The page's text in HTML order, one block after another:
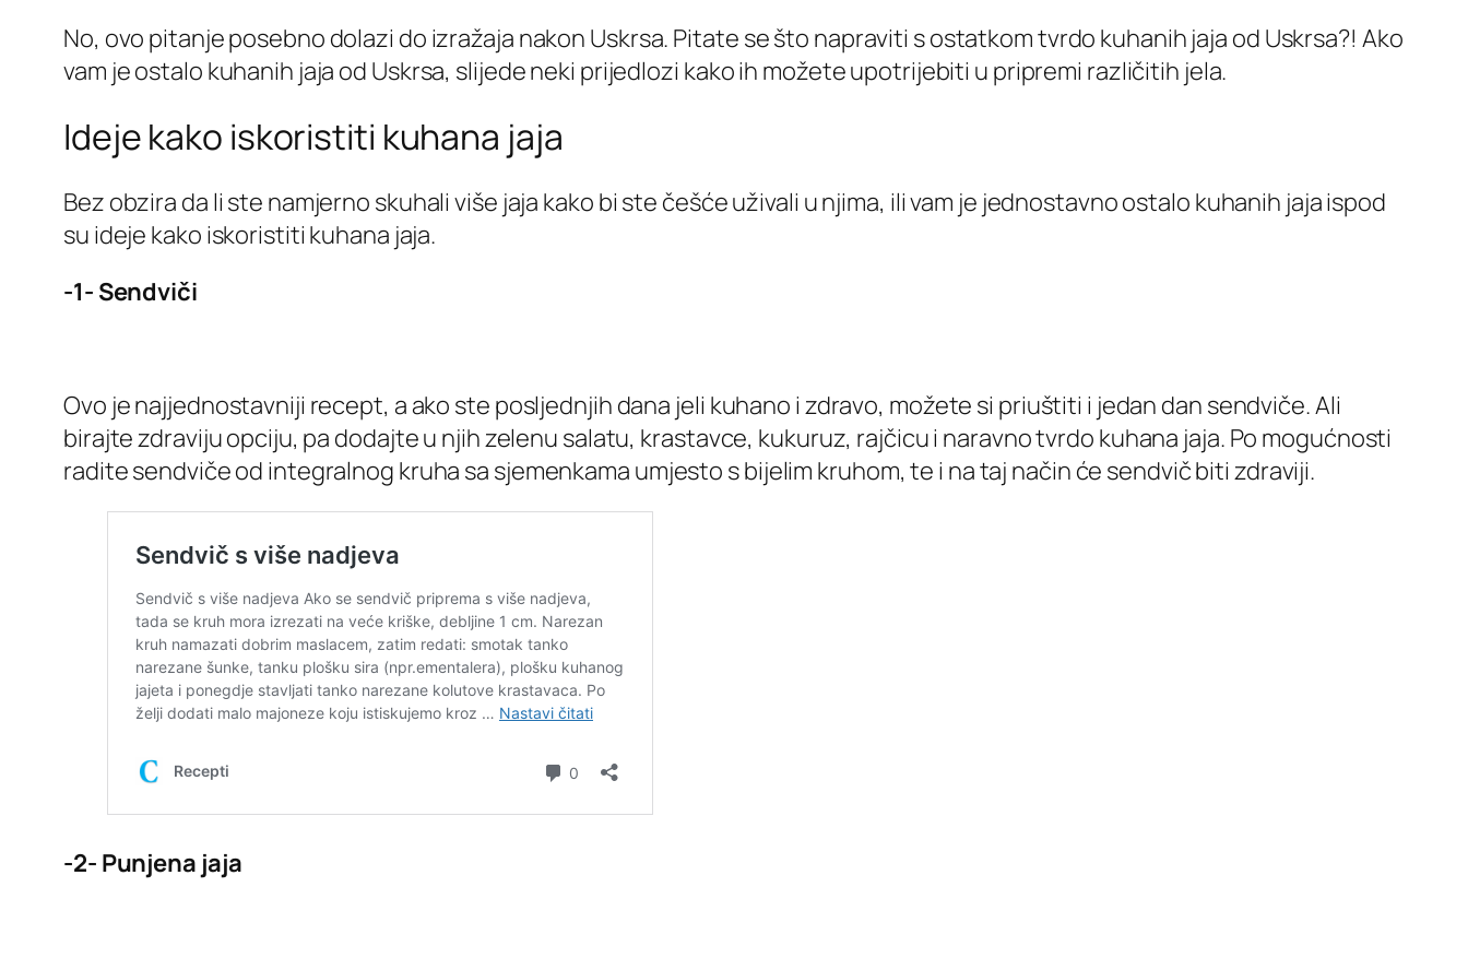
No, ovo pitanje posebno dolazi do izražaja nakon Uskrsa. Pitate se što napraviti s ostatkom tvrdo kuhanih jaja od Uskrsa?! Ako
vam je ostalo kuhanih jaja od Uskrsa, slijede neki prijedlozi kako ih možete upotrijebiti u pripremi različitih jela.
Ideje kako iskoristiti kuhana jaja
Bez obzira da li ste namjerno skuhali više jaja kako bi ste češće uživali u njima, ili vam je jednostavno ostalo kuhanih jaja ispod
su ideje kako iskoristiti kuhana jaja.
-1- Sendviči
Ovo je najjednostavniji recept, a ako ste posljednjih dana jeli kuhano i zdravo, možete si priuštiti i jedan dan sendviče. Ali
birajte zdraviju opciju, pa dodajte u njih zelenu salatu, krastavce, kukuruz, rajčicu i naravno tvrdo kuhana jaja. Po mogućnosti
radite sendviče od integralnog kruha sa sjemenkama umjesto s bijelim kruhom, te i na taj način će sendvič biti zdraviji.
-2- Punjena jaja